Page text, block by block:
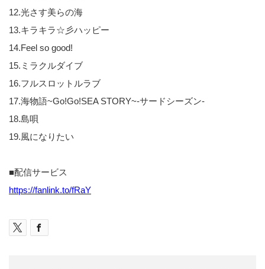
12.光さす美らの海
13.キラキラ☆彡ハッピー
14.Feel so good!
15.ミラクルダイブ
16.フルスロットルラブ
17.海物語~Go!Go!SEA STORY~-サードシーズン-
18.島唄
19.風になりたい
■配信サービス
https://fanlink.to/fRaY